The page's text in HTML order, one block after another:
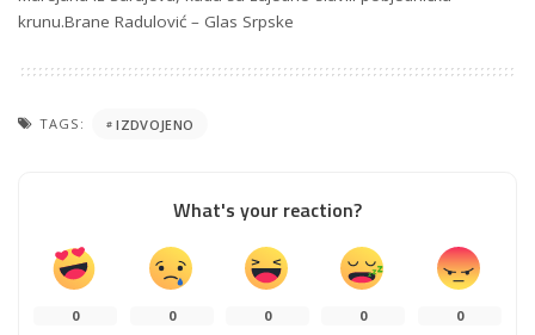
krunu.Brane Radulović – Glas Srpske
TAGS: IZDVOJENO
What's your reaction?
0 0 0 0 0